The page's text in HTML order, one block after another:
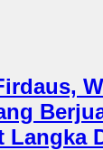
Langka